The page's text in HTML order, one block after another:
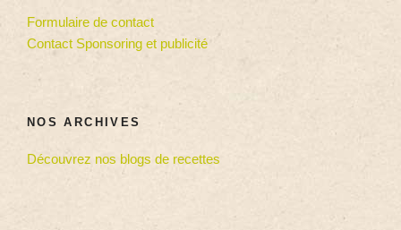
Formulaire de contact
Contact Sponsoring et publicité
NOS ARCHIVES
Découvrez nos blogs de recettes